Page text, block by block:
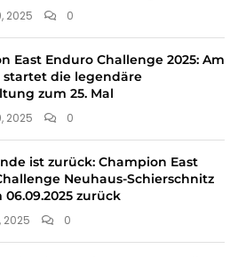
2025 0
East Enduro Challenge 2025: Am
startet die legendäre
zum 25. Mal
2025 0
ist zurück: Champion East
Neuhaus-Schierschnitz
zurück
2025 0